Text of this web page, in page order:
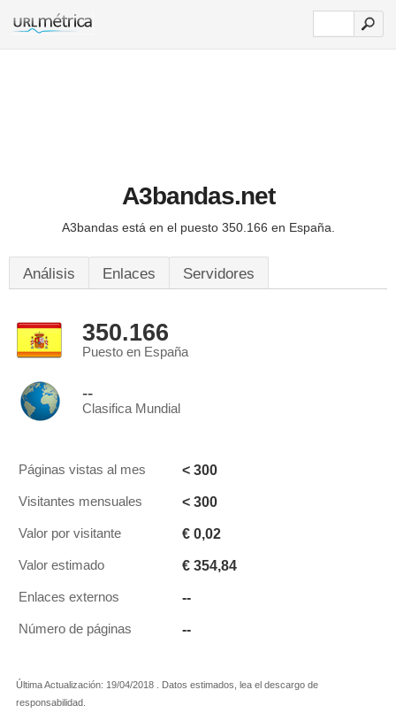
A3bandas.net
A3bandas está en el puesto 350.166 en España.
Análisis Enlaces Servidores
350.166
Puesto en España
--
Clasifica Mundial
Páginas vistas al mes < 300
Visitantes mensuales < 300
Valor por visitante € 0,02
Valor estimado € 354,84
Enlaces externos --
Número de páginas --
Última Actualización: 19/04/2018 . Datos estimados, lea el descargo de
responsabilidad.